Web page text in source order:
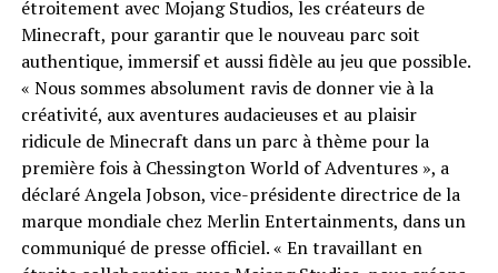
étroitement avec Mojang Studios, les créateurs de
Minecraft, pour garantir que le nouveau parc soit
authentique, immersif et aussi fidèle au jeu que possible.
« Nous sommes absolument ravis de donner vie à la
créativité, aux aventures audacieuses et au plaisir
ridicule de Minecraft dans un parc à thème pour la
première fois à Chessington World of Adventures », a
déclaré Angela Jobson, vice-présidente directrice de la
marque mondiale chez Merlin Entertainments, dans un
communiqué de presse officiel. « En travaillant en